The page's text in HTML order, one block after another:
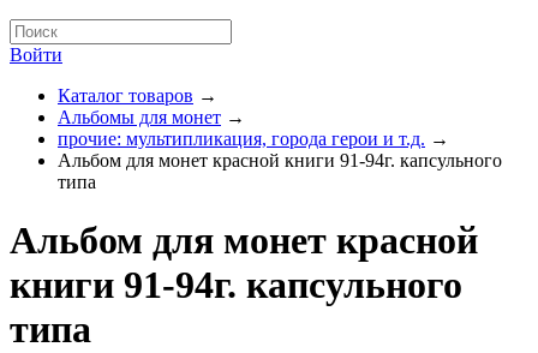
Войти
Каталог товаров →
Альбомы для монет →
прочие: мультипликация, города герои и т.д. →
Альбом для монет красной книги 91-94г. капсульного
типа
Альбом для монет красной
книги 91-94г. капсульного
типа